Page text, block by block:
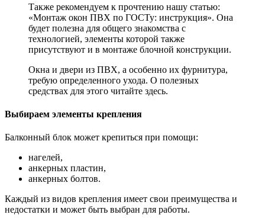
Также рекомендуем к прочтению нашу статью:
«Монтаж окон ПВХ по ГОСТу: инструкция». Она
будет полезна для общего знакомства с
технологией, элементы которой также
присутствуют и в монтаже блочной конструкции.
Окна и двери из ПВХ, а особенно их фурнитура,
требую определенного ухода. О полезных
средствах для этого читайте здесь.
Выбираем элементы крепления
Балконный блок может крепиться при помощи:
нагелей,
анкерных пластин,
анкерных болтов.
Каждый из видов крепления имеет свои преимущества и
недостатки и может быть выбран для работы.